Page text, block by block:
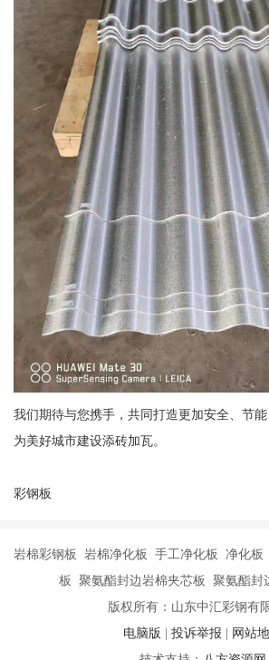
我们期待与您携手，共同打造更加安全、节能
为美好城市建设添砖加瓦。
彩钢板
岩棉彩钢板 岩棉净化板 手工净化板 净化
板 聚氨酯封边岩棉夹芯板 聚氨酯封
版权所有：山东中汇彩钢有
电脑版 | 投诉举报 | 网站